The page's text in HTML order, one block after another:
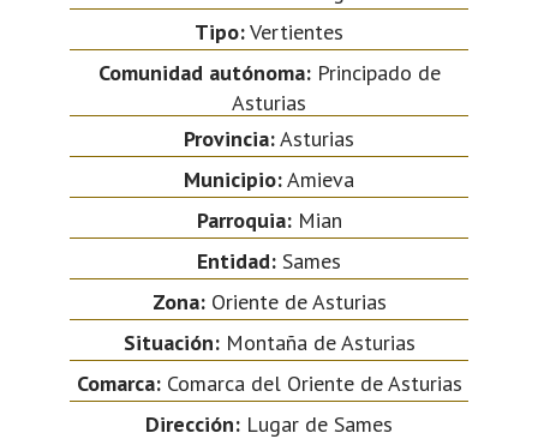
Tipo:Vertientes
Comunidad autónoma:Principado de
Asturias
Provincia:Asturias
Municipio:Amieva
Parroquia:Mian
Entidad: Sames
Zona:Oriente de Asturias
Situación:Montaña de Asturias
Comarca:Comarca del Oriente de Asturias
Dirección: Lugar de Sames